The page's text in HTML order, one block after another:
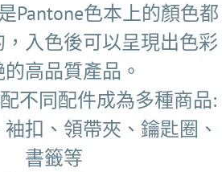
Pantone色本上的顏色都
入色後可以呈現出色彩
高品質產品。
不同配件成為多種商品:
扣、領帶夾、鑰匙圈、
書籤等